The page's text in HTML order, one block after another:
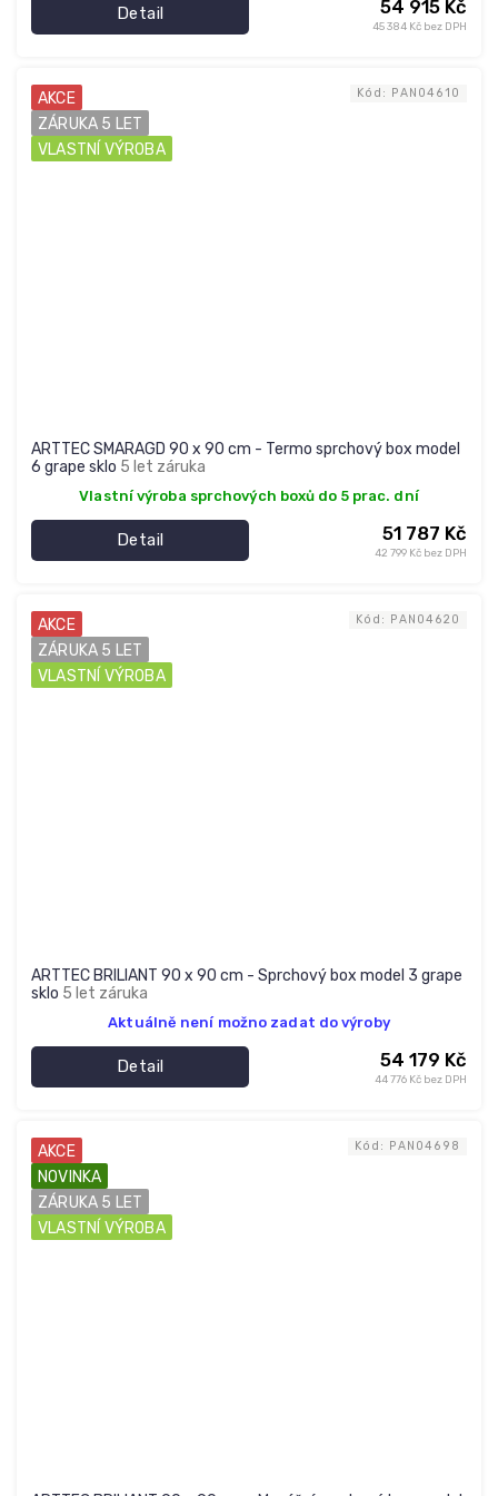
45 384 Kč bez DPH
54 915 Kč
Detail
AKCE
ZÁRUKA 5 LET
VLASTNÍ VÝROBA
ARTTEC SMARAGD 90 x 90 cm - Termo sprchový box model
6 grape sklo 5 let záruka
Vlastní výroba sprchových boxů do 5 prac. dní
42 799 Kč bez DPH
51 787 Kč
Detail
Kód: PAN04610
AKCE
ZÁRUKA 5 LET
VLASTNÍ VÝROBA
ARTTEC BRILIANT 90 x 90 cm - Sprchový box model 3 grape
sklo 5 let záruka
Aktuálně není možno zadat do výroby
44 776 Kč bez DPH
54 179 Kč
Detail
Kód: PAN04620
AKCE
NOVINKA
ZÁRUKA 5 LET
VLASTNÍ VÝROBA
Kód: PAN04698